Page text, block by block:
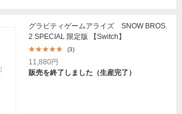
グラビティゲームアライズ SNOW BROS.
2 SPECIAL 限定版 【Switch】
(3)
11,880円
販売を終了しました（生産完了）